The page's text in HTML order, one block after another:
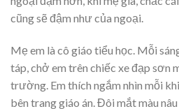
cũng sẽ đậm như của ngoại.
Mẹ em là cô giáo tiểu học. Mỗi
táp, chở em trên chiếc xe đạp sơn
trường. Em thích ngắm nhìn mỗi
bên trang giáo án. Đôi mắt màu